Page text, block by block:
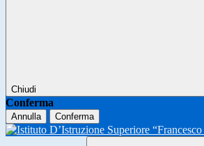
Chiudi
Conferma
Annulla Conferma